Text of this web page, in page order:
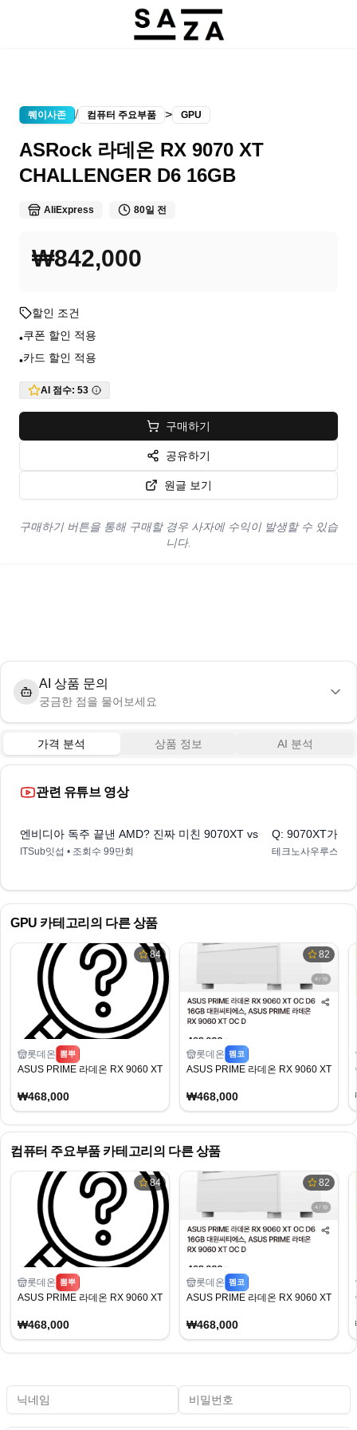
퀘이사존 / 컴퓨터 주요부품 > GPU
ASRock 라데온 RX 9070 XT
CHALLENGER D6 16GB
AliExpress 80일 전
₩842,000
할인 조건
•쿠폰 할인 적용
•카드 할인 적용
AI 점수: 53
구매하기
공유하기
원글 보기
구매하기 버튼을 통해 구매할 경우 사자에 수익이 발생할 수 있습
니다.
AI 상품 문의
궁금한 점을 물어보세요
가격 분석 상품 정보 AI 분석
관련 유튜브 영상
엔비디아 독주 끝낸 AMD? 진짜 미친 9070XT vs RTX 5070Ti 성능
ITSub잇섭 • 조회수 99만회
Q: 9070XT가격
테크노사우루스
GPU 카테고리의 다른 상품
84
롯데온 뽐뿌
ASUS PRIME 라데온 RX 9060 XT OC D6 16GB (468,000/무료)
₩468,000
82
롯데온 펨코
ASUS PRIME 라데온 RX 9060 XT OC
₩468,000
컴퓨터 주요부품카테고리의 다른 상품
84
롯데온 뽐뿌
ASUS PRIME 라데온 RX 9060 XT OC D6 16GB (468,000/무료)
₩468,000
82
롯데온 펨코
ASUS PRIME 라데온 RX 9060 XT OC
₩468,000